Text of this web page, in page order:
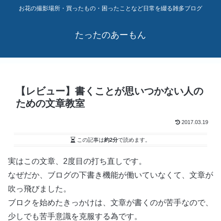
お花の撮影場所・買ったもの・困ったことなど日常を綴る雑多ブログ
たったのあーもん
【レビュー】書くことが思いつかない人の
ための文章教室
2017.03.19
この記事は約2分で読めます。
実はこの文章、2度目の打ち直しです。
なぜだか、ブログの下書き機能が働いていなくて、文章が
吹っ飛びました。
ブロクを始めたきっかけは、文章が書くのが苦手なので、
少しでも苦手意識を克服する為です。